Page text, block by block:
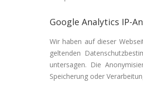
Google Analytics IP-
Wir haben auf dieser
geltenden
untersagen. Die
Speicherung oder